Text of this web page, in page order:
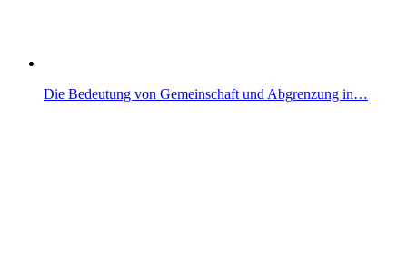
Die Bedeutung von Gemeinschaft und Abgrenzung in…